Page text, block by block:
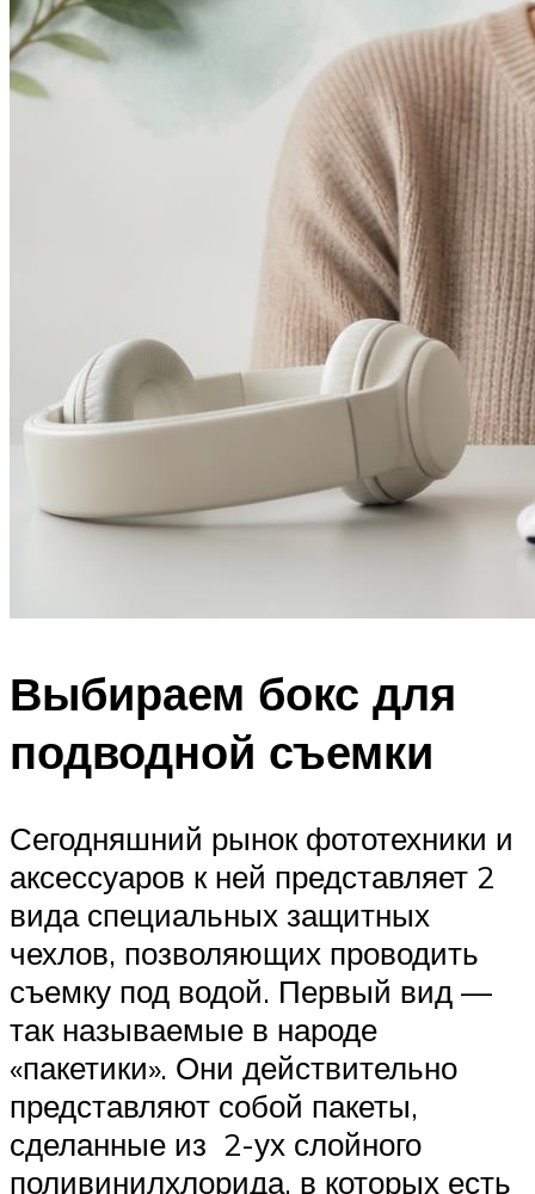
Выбираем бокс для
подводной съемки
Сегодняшний рынок фототехники и
аксессуаров к ней представляет 2
вида специальных защитных
чехлов, позволяющих проводить
съемку под водой. Первый вид —
так называемые в народе
«пакетики». Они действительно
представляют собой пакеты,
сделанные из 2-ух слойного
поливинилхлорида, в которых есть